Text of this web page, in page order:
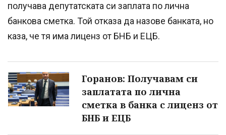
получава депутатската си заплата по лична
банкова сметка. Той отказа да назове банката, но
каза, че тя има лиценз от БНБ и ЕЦБ.
Горанов: Получавам си
заплатата по лична
сметка в банка с лиценз от
БНБ и ЕЦБ